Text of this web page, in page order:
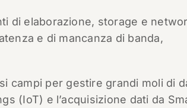
di elaborazione, storage e
e di mancanza di banda,
campi per gestire grandi moli di
(IoT) e l’acquisizione dati da